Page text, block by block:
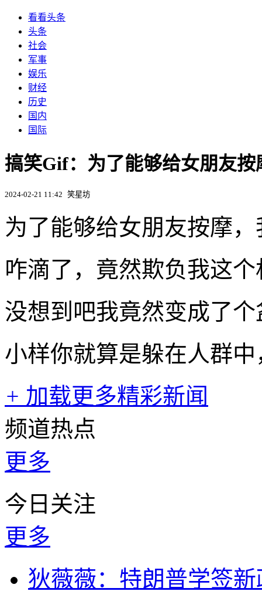
看看头条
头条
社会
军事
娱乐
财经
历史
国内
国际
搞笑Gif：为了能够给女朋友
2024-02-21 11:42 笑星坊
为了能够给女朋友按摩
咋滴了，竟然欺负我这
没想到吧我竟然变成了
小样你就算是躲在人群
+ 加载更多精彩新闻
频道热点
更多
今日关注
更多
狄薇薇：特朗普学签